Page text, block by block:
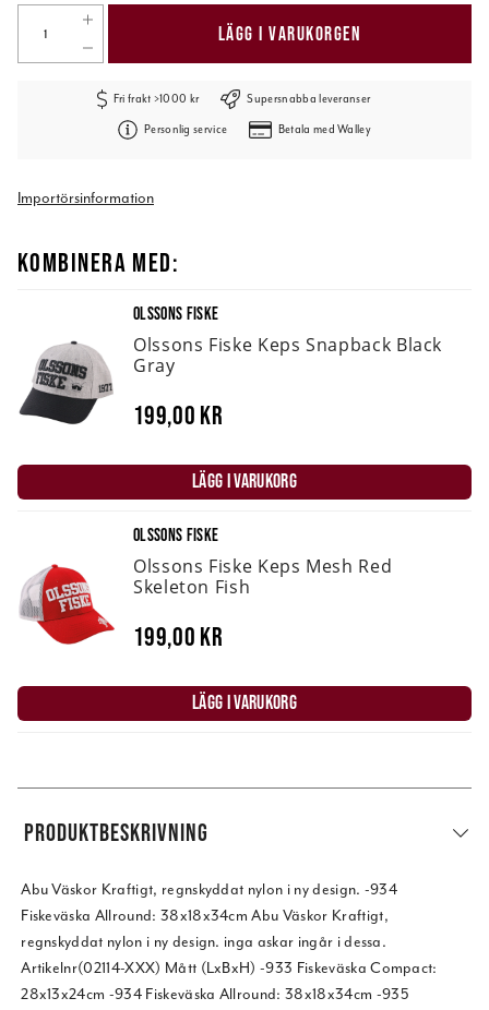
LÄGG I VARUKORGEN
Fri frakt >1000 kr Supersnabba leveranser
Personlig service Betala med Walley
Importörsinformation
KOMBINERA MED:
OLSSONS FISKE
Olssons Fiske Keps Snapback Black
Gray
199,00 kr
LÄGG I VARUKORG
OLSSONS FISKE
Olssons Fiske Keps Mesh Red
Skeleton Fish
199,00 kr
LÄGG I VARUKORG
PRODUKTBESKRIVNING
Abu Väskor Kraftigt, regnskyddat nylon i ny design. -934
Fiskeväska Allround: 38x18x34cm Abu Väskor Kraftigt,
regnskyddat nylon i ny design. inga askar ingår i dessa.
Artikelnr(02114-XXX) Mått (LxBxH) -933 Fiskeväska Compact:
28x13x24cm -934 Fiskeväska Allround: 38x18x34cm -935